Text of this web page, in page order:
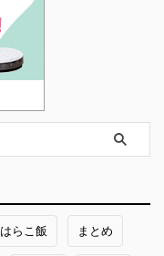
はらこ飯 まとめ